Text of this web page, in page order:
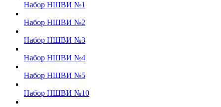
Набор НШВИ №1
Набор НШВИ №2
Набор НШВИ №3
Набор НШВИ №4
Набор НШВИ №5
Набор НШВИ №10